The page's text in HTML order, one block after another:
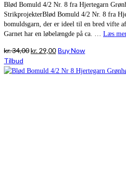
Blød Bomuld 4/2 Nr. 8 fra Hjertegarn
StrikprojekterBlød Bomuld 4/2 Nr. 8 fra
bomuldsgarn, der er ideel til en bred vifte
Garnet har en løbelængde på ca. … Læs
kr.34,00Den
pris
kr. 29,00Den
pris
Buy Now
Tilbud